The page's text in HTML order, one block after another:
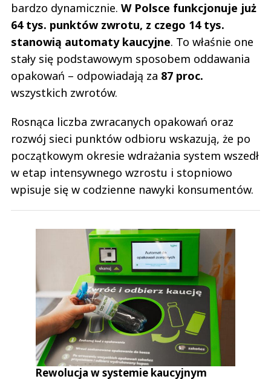
bardzo dynamicznie. W Polsce funkcjonuje już
64 tys. punktów zwrotu, z czego 14 tys.
stanowią automaty kaucyjne. To właśnie one
stały się podstawowym sposobem oddawania
opakowań – odpowiadają za 87 proc.
wszystkich zwrotów.
Rosnąca liczba zwracanych opakowań oraz
rozwój sieci punktów odbioru wskazują, że po
początkowym okresie wdrażania system wszedł
w etap intensywnego wzrostu i stopniowo
wpisuje się w codzienne nawyki konsumentów.
Rewolucja w systemie kaucyjnym